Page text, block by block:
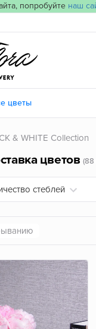
попробуйте наш
цветы
& WHITE Collection
цветов (88
стеблей